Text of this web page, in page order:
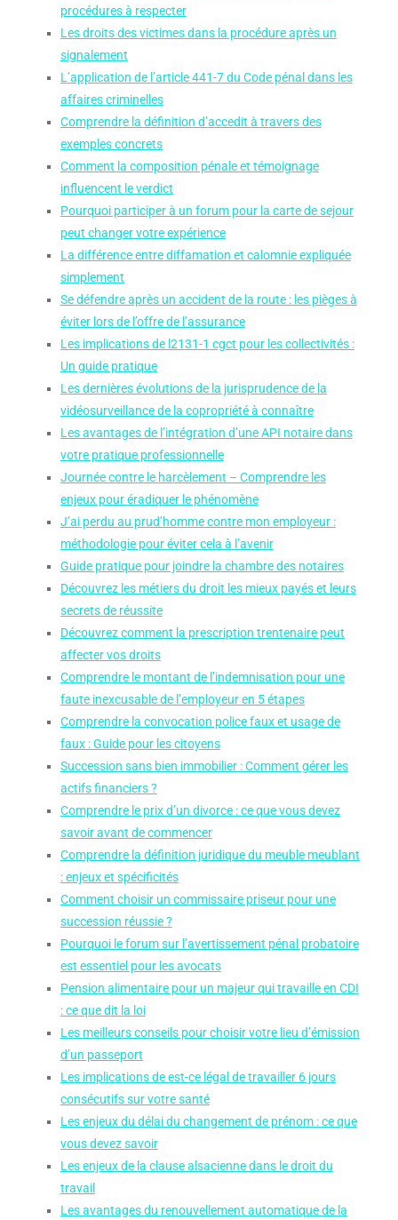
procédures à respecter
Les droits des victimes dans la procédure après un
signalement
L’application de l’article 441-7 du Code pénal dans les
affaires criminelles
Comprendre la définition d’accedit à travers des
exemples concrets
Comment la composition pénale et témoignage
influencent le verdict
Pourquoi participer à un forum pour la carte de sejour
peut changer votre expérience
La différence entre diffamation et calomnie expliquée
simplement
Se défendre après un accident de la route : les pièges à
éviter lors de l’offre de l’assurance
Les implications de l2131-1 cgct pour les collectivités :
Un guide pratique
Les dernières évolutions de la jurisprudence de la
vidéosurveillance de la copropriété à connaître
Les avantages de l’intégration d’une API notaire dans
votre pratique professionnelle
Journée contre le harcèlement – Comprendre les
enjeux pour éradiquer le phénomène
J’ai perdu au prud’homme contre mon employeur :
méthodologie pour éviter cela à l’avenir
Guide pratique pour joindre la chambre des notaires
Découvrez les métiers du droit les mieux payés et leurs
secrets de réussite
Découvrez comment la prescription trentenaire peut
affecter vos droits
Comprendre le montant de l’indemnisation pour une
faute inexcusable de l’employeur en 5 étapes
Comprendre la convocation police faux et usage de
faux : Guide pour les citoyens
Succession sans bien immobilier : Comment gérer les
actifs financiers ?
Comprendre le prix d’un divorce : ce que vous devez
savoir avant de commencer
Comprendre la définition juridique du meuble meublant
: enjeux et spécificités
Comment choisir un commissaire priseur pour une
succession réussie ?
Pourquoi le forum sur l’avertissement pénal probatoire
est essentiel pour les avocats
Pension alimentaire pour un majeur qui travaille en CDI
: ce que dit la loi
Les meilleurs conseils pour choisir votre lieu d’émission
d’un passeport
Les implications de est-ce légal de travailler 6 jours
consécutifs sur votre santé
Les enjeux du délai du changement de prénom : ce que
vous devez savoir
Les enjeux de la clause alsacienne dans le droit du
travail
Les avantages du renouvellement automatique de la